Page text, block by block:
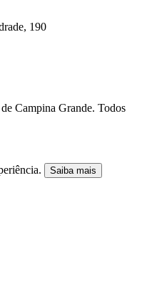
190
Campina Grande. Todos
Saiba mais